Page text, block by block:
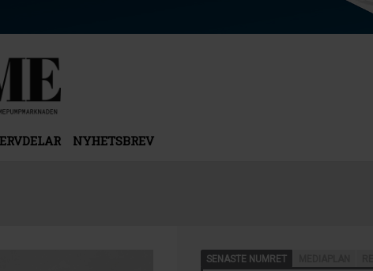
NYHETSBREV
SENASTE NUMRET